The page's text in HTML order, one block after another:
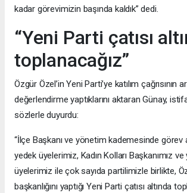
kadar görevimizin başında kaldık” dedi.
“Yeni Parti çatısı
toplanacağız”
Özgür Özel’in Yeni Parti’ye katılım çağrısının
değerlendirme yaptıklarını aktaran Günay,
sözlerle duyurdu:
“İlçe Başkanı ve yönetim kademesinde görev
yedek üyelerimiz, Kadın Kolları Başkanımız
üyelerimiz ile çok sayıda partilimizle birlikte,
başkanlığını yaptığı Yeni Parti çatısı altında